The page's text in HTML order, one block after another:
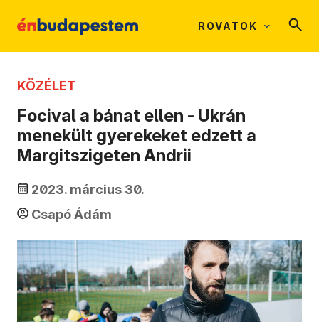
ROVATOK
KÖZÉLET
Focival a bánat ellen - Ukrán
menekült gyerekeket edzett a
Margitszigeten Andrii
2023. március 30.
Csapó Ádám